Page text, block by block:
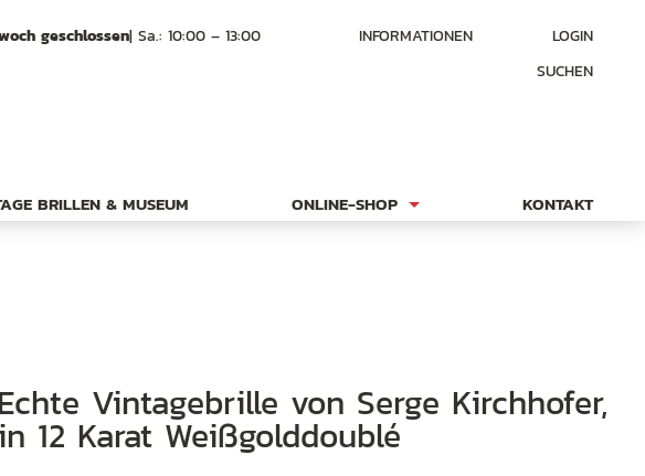
geschlossen| Sa.: 10:00 – 13:00 INFORMATIONEN
LOGIN
SUCHEN
BRILLEN & MUSEUM ONLINE-SHOP KONTAKT
Serge Kirchhofer,
in 12 Karat Weißgolddoublé